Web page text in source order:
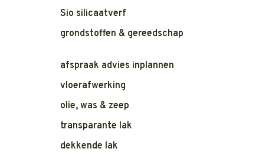
Sio silicaatverf
grondstoffen & gereedschap
afspraak advies inplannen
vloerafwerking
olie, was & zeep
transparante lak
dekkende lak